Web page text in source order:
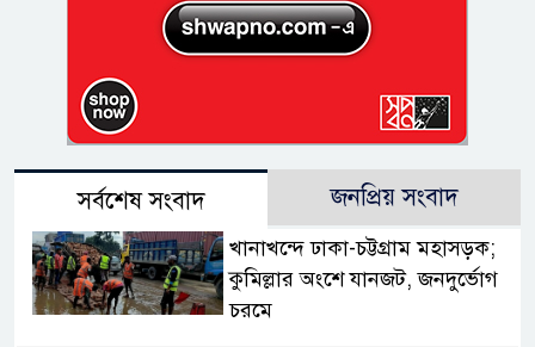
সর্বশেষ সংবাদ জনপ্রিয় সংবাদ
খানাখন্দে ঢাকা-চট্টগ্রাম মহাসড়ক;
কুমিল্লার অংশে যানজট, জনদুর্ভোগ
চরমে